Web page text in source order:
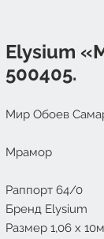
Elysium
500405.
Мир Обоев
Мрамор
Раппорт 64/0
Бренд Elysium
Размер 1,06 х 10м